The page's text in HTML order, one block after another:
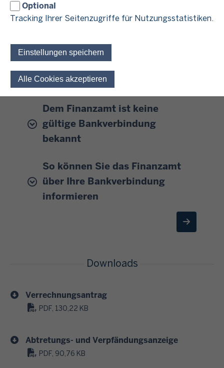
Optional
Tracking Ihrer Seitenzugriffe für Nutzungsstatistiken.
Einstellungen speichern
Alle Cookies akzeptieren
Haben Sie dem Finanzamt eine Bankverbindung für
Zwecke mitgeteilt haben, kann für Ihre Erstattung
genutzt werden, wenn Sie dem Finanzamt kein
anderes Konto für Erstattungen mitgeteilt haben.
Dem Finanzamt ist keine
gültige Bankverbindung
bekannt
So können Sie das Finanzamt
über Ihre Bankverbindung
informieren
Downloads
Verrechnungsantrag
PDF, 130,22 KB
Abtretungs- und Verpfändungsanzeige
PDF, 90,76 KB